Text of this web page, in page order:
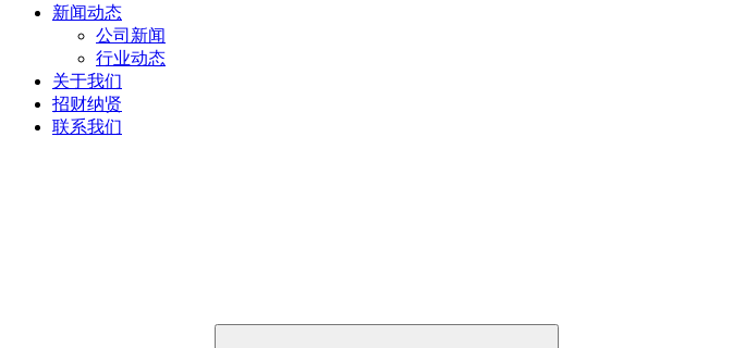
新闻动态
公司新闻
行业动态
关于我们
招财纳贤
联系我们